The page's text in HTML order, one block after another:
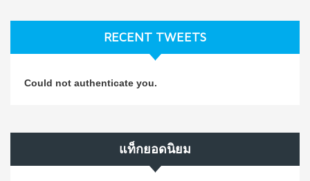
RECENT TWEETS
Could not authenticate you.
แท็กยอดนิยม